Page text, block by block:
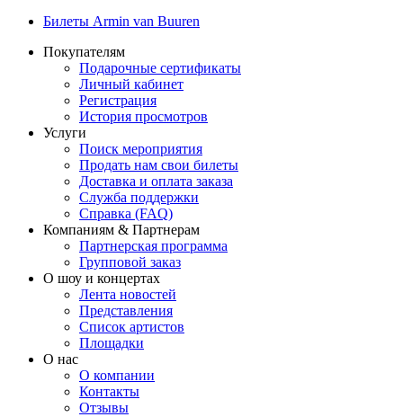
Билеты Armin van Buuren
Покупателям
Подарочные сертификаты
Личный кабинет
Регистрация
История просмотров
Услуги
Поиск мероприятия
Продать нам свои билеты
Доставка и оплата заказа
Служба поддержки
Справка (FAQ)
Компаниям & Партнерам
Партнерская программа
Групповой заказ
О шоу и концертах
Лента новостей
Представления
Список артистов
Площадки
О нас
О компании
Контакты
Отзывы